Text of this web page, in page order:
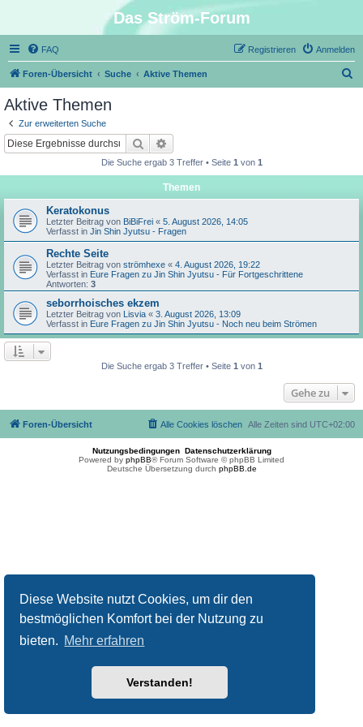
Diese Website nutzt Cookies, um dir den
bestmöglichen Komfort bei der Nutzung zu
bieten. Mehr erfahren
Verstanden!
Das Ström-Forum
FAQ Anmelden
Registrieren
Foren-Übersicht Suche Aktive Themen
Aktive Themen
Zur erweiterten Suche
Suche
Die Suche ergab 3 Treffer • Seite 1 von 1
Themen
Keratokonus
Letzter Beitrag von BiBiFrei « 5. August 2026, 14:05
Verfasst in Jin Shin Jyutsu - Fragen
Rechte Seite
Letzter Beitrag von strömhexe « 4. August 2026, 19:22
Verfasst in Eure Fragen zu Jin Shin Jyutsu - Für Fortgeschrittene
Antworten: 3
seborrhoisches ekzem
Letzter Beitrag von Lisvia « 3. August 2026, 13:09
Verfasst in Eure Fragen zu Jin Shin Jyutsu - Noch neu beim Strömen
Die Suche ergab 3 Treffer • Seite 1 von 1
Gehe zu
Foren-Übersicht Alle Zeiten sind UTC+02:00
Alle Cookies löschen
Nutzungsbedingungen Datenschutzerklärung
Powered by phpBB® Forum Software © phpBB Limited
Deutsche Übersetzung durch phpBB.de